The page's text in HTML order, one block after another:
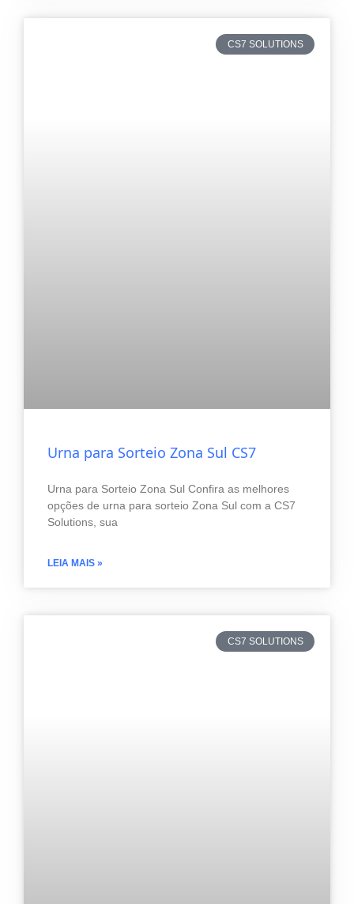
CS7 SOLUTIONS
Urna para Sorteio Zona Sul CS7
Urna para Sorteio Zona Sul Confira as melhores
opções de urna para sorteio Zona Sul com a CS7
Solutions, sua
LEIA MAIS »
CS7 SOLUTIONS